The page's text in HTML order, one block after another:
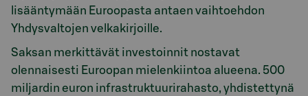
lisääntymään Euroopasta antaen vaihtoehdon
Yhdysvaltojen velkakirjoille.
Saksan merkittävät investoinnit nostavat
olennaisesti Euroopan mielenkiintoa alueena. 500
miljardin euron infrastruktuurirahasto, yhdistettynä